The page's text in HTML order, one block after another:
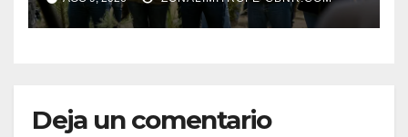
Reforestación de la
Presidenta Claudia con la
Deja un comentario